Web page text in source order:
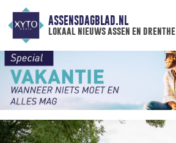
ASSENSDAGBLAD.NL
lokaal nieuws assen en drenthe